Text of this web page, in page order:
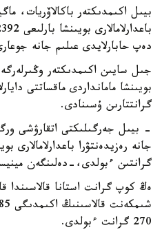
بيىل اكىمدىكتەر باكالاۆريات،
دەپ حابارلايدى عىلىم جانە
جىل سايىن اكىمدىكتەر
بويىنشا مامانداردى ماقساتتى
گرانتتارىن ۇسىنادى.
- بيىل جەرگىلىكتى اتقارۋشى
گرانتىن ءبولدى،-دەلىنگەن
270 گرانت ءبولدى.